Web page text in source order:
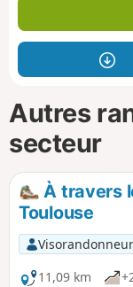
Autres
secteur
À travers
Toulouse
Visorandonneur
11,09 km